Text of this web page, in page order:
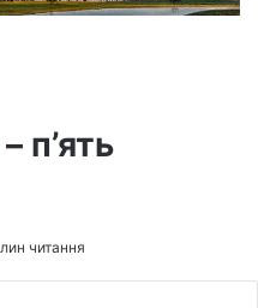
п’ять
читання